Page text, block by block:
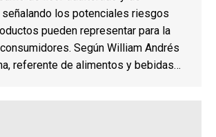
señalando los potenciales riesgos
pueden representar para la
Según William Andrés
referente de alimentos y bebidas…